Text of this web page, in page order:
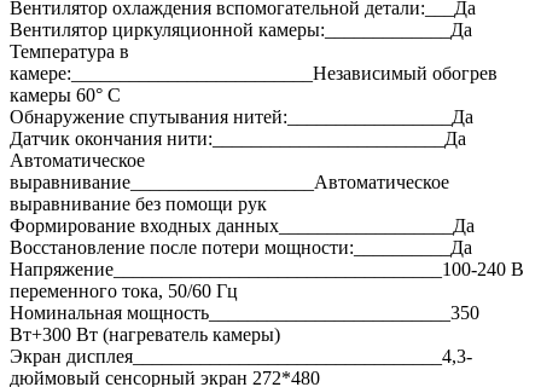
Вентилятор охлаждения вспомогательной детали:___Да
Вентилятор циркуляционной камеры:_____________Да
Температура в
камере:_________________________Независимый обогрев
камеры 60° C
Обнаружение спутывания нитей:_________________Да
Датчик окончания нити:________________________Да
Автоматическое
выравнивание___________________Автоматическое
выравнивание без помощи рук
Формирование входных данных__________________Да
Восстановление после потери мощности:__________Да
Напряжение__________________________________100-240 В
переменного тока, 50/60 Гц
Номинальная мощность_________________________350
Вт+300 Вт (нагреватель камеры)
Экран дисплея________________________________4,3-
дюймовый сенсорный экран 272*480